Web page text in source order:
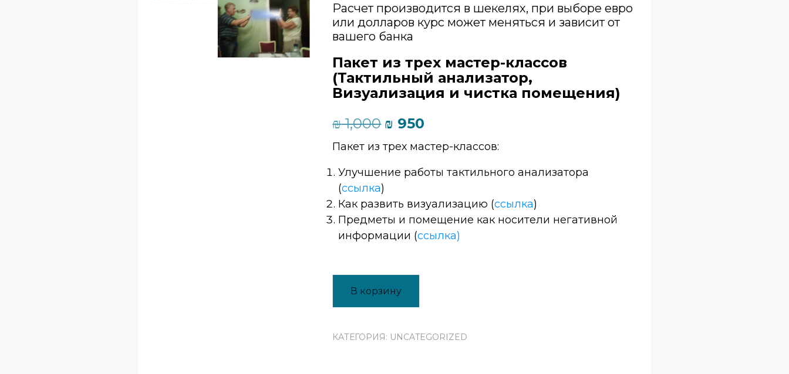
Расчет производится в шекелях, при выборе евро
или долларов курс может меняться и зависит от
вашего банка
Пакет из трех мастер-классов
(Тактильный анализатор,
Визуализация и чистка помещения)
₪1,000 Первоначальная
составляла
₪ 1,000.
₪ 950
₪ 950.
Пакет из трех мастер-классов:
Улучшение работы тактильного анализатора
(ссылка)
Как развить визуализацию (ссылка)
Предметы и помещение как носители негативной
информации (ссылка)
В корзину
КАТЕГОРИЯ: UNCATEGORIZED